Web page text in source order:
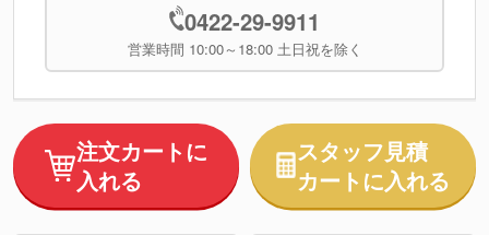
0422-29-9911
営業時間 10:00～18:00 土日祝を除く
注文カートに
入れる
スタッフ見積
カートに入れる